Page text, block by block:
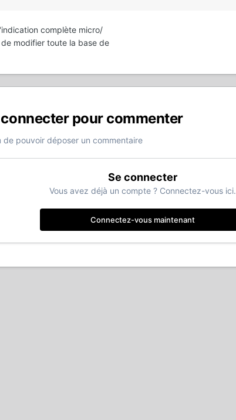
complète micro/
modifier toute la base de
pour commenter
pouvoir déposer un commentaire
Se connecter
Vous avez déjà un compte ? Connectez-vous ici.
Connectez-vous maintenant